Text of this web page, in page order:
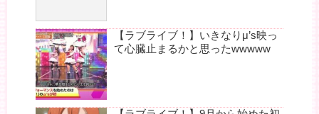
【ラブライブ！】いきなりμ’s映っ
て心臓止まるかと思ったwwwww